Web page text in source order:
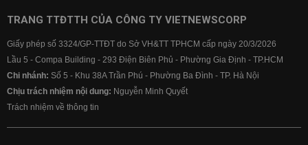
TRANG TTĐTTH CỦA CÔNG TY VIETNEWSCORP
Giấy phép số 3324/GP-TTĐT do Sở VH&TT TPHCM cấp ngày 20/3/2026
Lầu 5 - Compa Building - 293 Điện Biên Phủ - Phường Gia Định - TP.HCM
Chi nhánh: Số 5 - Khu 38A Trần Phú - Phường Ba Đình - TP. Hà Nội
Chịu trách nhiệm nội dung: Nguyễn Minh Quyết
Trách nhiệm về thông tin